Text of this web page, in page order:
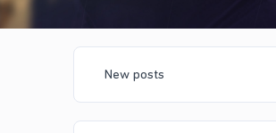
New posts